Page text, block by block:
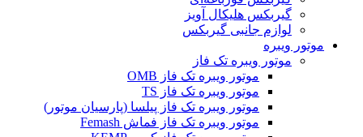
گیربکس هلیکال آویز
لوازم جانبی گیربکس
موتور ویبره
موتور ویبره تک فاز
موتور ویبره تک فاز OMB
موتور ویبره تک فاز TS
موتور ویبره تک فاز پیلسا (پارسیان موتور)
موتور ویبره تک فاز فماش Femash